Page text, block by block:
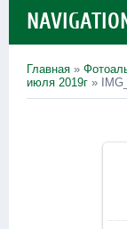
Главная »
июля 2019г »